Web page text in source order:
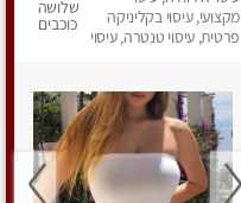
מקצועי, עיסוי בקליניקה
פרטית, עיסוי טנטרה, עיסוי
שלושה
כוכבים